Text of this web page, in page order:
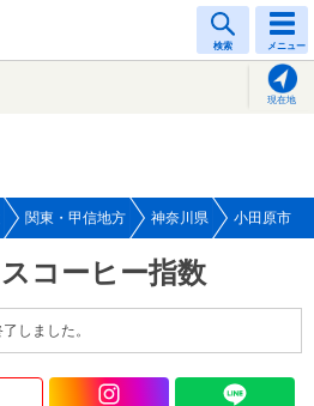
検索 メニュー
現在地
関東・甲信地方 神奈川県 小田原市
コーヒー指数
しました。